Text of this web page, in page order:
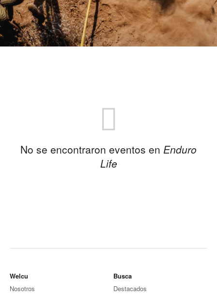
No se encontraron eventos en Enduro
Life
Welcu
Nosotros
Busca
Destacados